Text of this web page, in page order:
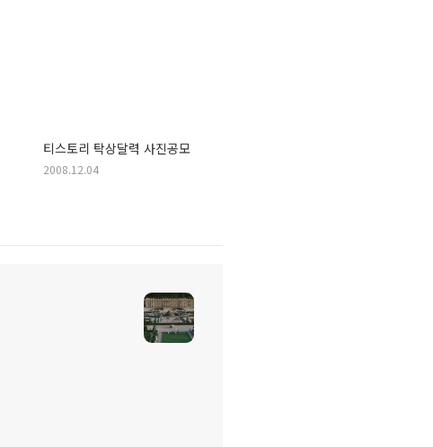
티스토리 탁상달력 사진공모
2008.12.04